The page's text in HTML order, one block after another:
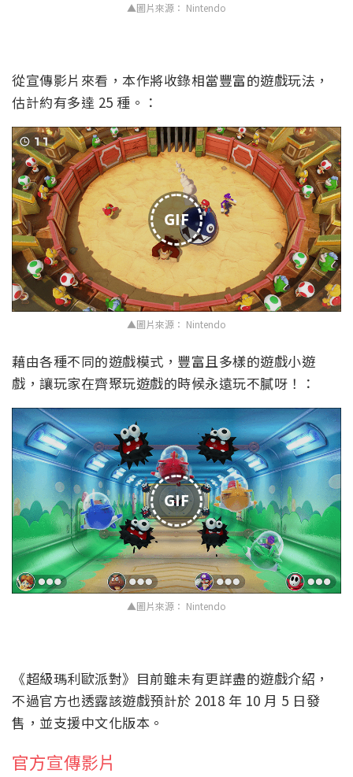
▲圖片來源： Nintendo
從宣傳影片來看，本作將收錄相當豐富的遊戲玩法，
估計約有多達 25 種。：
GIF
▲圖片來源： Nintendo
藉由各種不同的遊戲模式，豐富且多樣的遊戲小遊
戲，讓玩家在齊聚玩遊戲的時候永遠玩不膩呀！：
GIF
▲圖片來源： Nintendo
《超級瑪利歐派對》目前雖未有更詳盡的遊戲介紹，
不過官方也透露該遊戲預計於 2018 年 10 月 5 日發
售，並支援中文化版本。
官方宣傳影片